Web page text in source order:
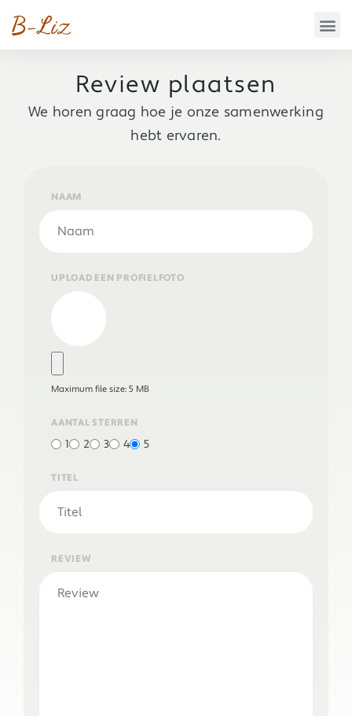
Review plaatsen
We horen graag hoe je onze samenwerking
hebt ervaren.
NAAM
UPLOAD EEN PROFIELFOTO
Maximum file size: 5 MB
AANTAL STERREN
1 2 3 4 5
TITEL
REVIEW